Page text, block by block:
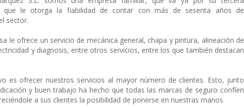
que le otorga la fiabilidad de contar con más de sesenta años de
sector.
le ofrece un servicio de mecánica general, chapa y pintura, alineación de
y diagnosis, entre otros servicios, entre los que también destacan
es ofrecer nuestros servicios al mayor número de clientes. Esto, junto
y buen trabajo ha hecho que todas las marcas de seguro confíen
a sus clientes la posibilidad de ponerse en nuestras manos.